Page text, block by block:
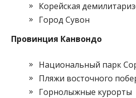
Корейская
Город Сувон
Провинция Канвондо
Национальный парк
Пляжи восточного
Горнолыжные курорты